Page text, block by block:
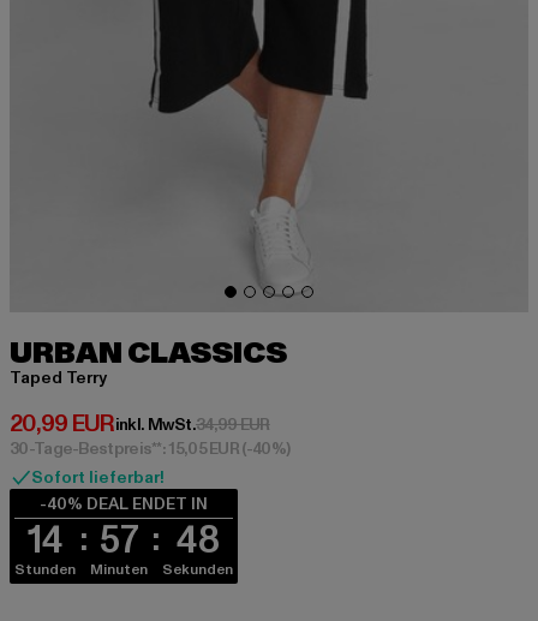
URBAN CLASSICS
Taped Terry
20,99 EUR
Derzeitiger Preis: 20,99 EUR
inkl. MwSt.34,99 EURAktionspreis: 34,99 EUR
30-Tage-Bestpreis**: 15,05 EUR(-40%)
Sofort lieferbar!
-40% DEAL ENDET IN
14
Stunden
57
Minuten
48
Sekunden